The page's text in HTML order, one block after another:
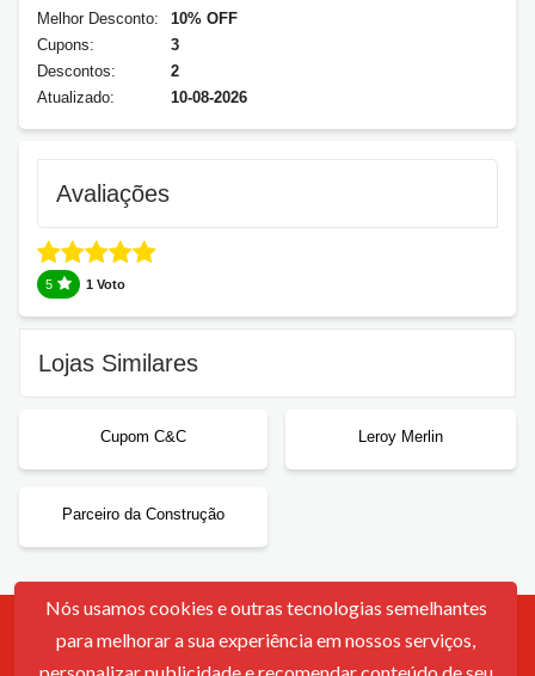
Melhor Desconto:
10% OFF
Cupons:
3
Descontos:
2
Atualizado:
10-08-2026
Avaliações
5 1 Voto
Lojas Similares
Cupom C&C Leroy Merlin
Parceiro da Construção
Contato Sobre Nós Política De Cookies Termos De Uso
Nós usamos cookies e outras tecnologias semelhantes
para melhorar a sua experiência em nossos serviços,